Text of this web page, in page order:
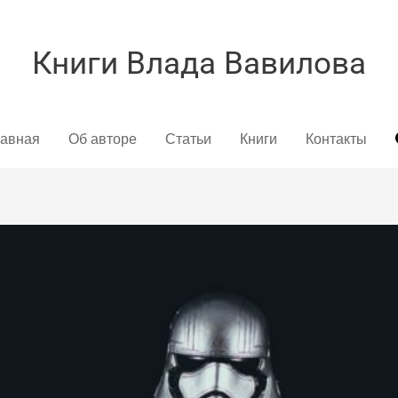
Книги Влада Вавилова
Об авторе Статьи Книги Контакты